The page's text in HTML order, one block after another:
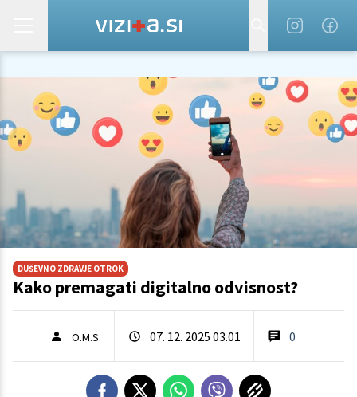
DUŠEVNO ZDRAVJE OTROK
Kako premagati digitalno odvisnost?
O.M.S. 07. 12. 2025 03.01 0